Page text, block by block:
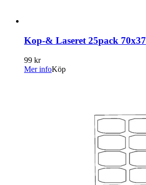
Kop-& Laseret 25pack 70x37
99 kr
Mer infoKöp